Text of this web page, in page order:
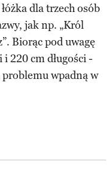
dla trzech osób
jak np. „Król
Biorąc pod uwagę
220 cm długości -
problemu wpadną w